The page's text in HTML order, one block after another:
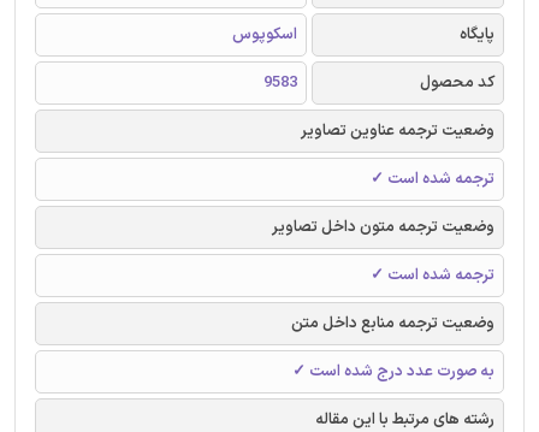
پایگاه
اسکوپوس
کد محصول
9583
وضعیت ترجمه عناوین تصاویر
ترجمه شده است ✓
وضعیت ترجمه متون داخل تصاویر
ترجمه شده است ✓
وضعیت ترجمه منابع داخل متن
به صورت عدد درج شده است ✓
رشته های مرتبط با این مقاله